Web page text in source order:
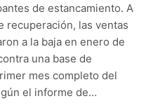
de estancamiento. A
recuperación, las ventas
a la baja en enero de
una base de
mes completo del
el informe de…